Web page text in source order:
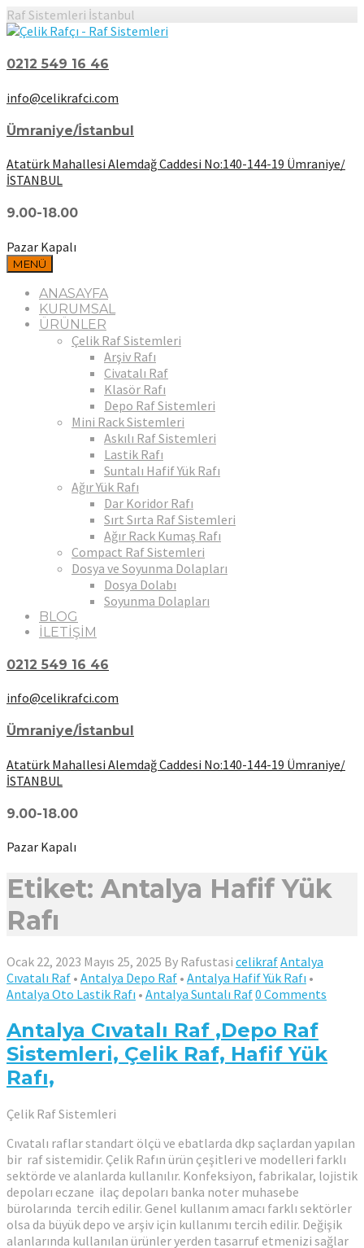
Raf Sistemleri İstanbul
0212 549 16 46
info@celikrafci.com
Ümraniye/İstanbul
Atatürk Mahallesi Alemdağ Caddesi No:140-144-19 Ümraniye/
İSTANBUL
9.00-18.00
Pazar Kapalı
MENÜ
ANASAYFA
KURUMSAL
ÜRÜNLER
Çelik Raf Sistemleri
Arşiv Rafı
Civatalı Raf
Klasör Rafı
Depo Raf Sistemleri
Mini Rack Sistemleri
Askılı Raf Sistemleri
Lastik Rafı
Suntalı Hafif Yük Rafı
Ağır Yük Rafı
Dar Koridor Rafı
Sırt Sırta Raf Sistemleri
Ağır Rack Kumaş Rafı
Compact Raf Sistemleri
Dosya ve Soyunma Dolapları
Dosya Dolabı
Soyunma Dolapları
BLOG
İLETİŞİM
0212 549 16 46
info@celikrafci.com
Ümraniye/İstanbul
Atatürk Mahallesi Alemdağ Caddesi No:140-144-19 Ümraniye/
İSTANBUL
9.00-18.00
Pazar Kapalı
Etiket: Antalya Hafif Yük
Rafı
Ocak 22, 2023 Mayıs 25, 2025 By Rafustasi celikrafAntalya
Cıvatalı Raf • Antalya Depo Raf • Antalya Hafif Yük Rafı •
Antalya Oto Lastik Rafı • Antalya Suntalı Raf0 Comments
Antalya Cıvatalı Raf ,Depo Raf
Sistemleri, Çelik Raf, Hafif Yük
Rafı,
Çelik Raf Sistemleri
Cıvatalı raflar standart ölçü ve ebatlarda dkp saçlardan yapılan
bir raf sistemidir. Çelik Rafın ürün çeşitleri ve modelleri farklı
sektörde ve alanlarda kullanılır. Konfeksiyon, fabrikalar, lojistik
depoları eczane ilaç depoları banka noter muhasebe
bürolarında tercih edilir. Genel kullanım amacı farklı sektörler
olsa da büyük depo ve arşiv için kullanımı tercih edilir. Değişik
alanlarında kullanılan ürünler yerden tasarruf etmenizi sağlar